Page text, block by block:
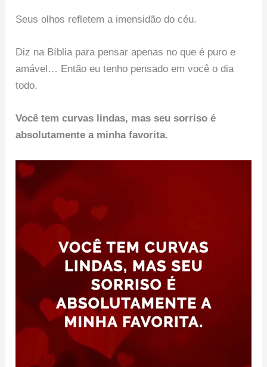
Seus olhos refletem a imensidão do céu.
Diz na Bíblia para pensar apenas no que é puro e
amável… Então eu tenho pensado em você o dia
todo.
Você tem curvas lindas, mas seu sorriso é
absolutamente a minha favorita.